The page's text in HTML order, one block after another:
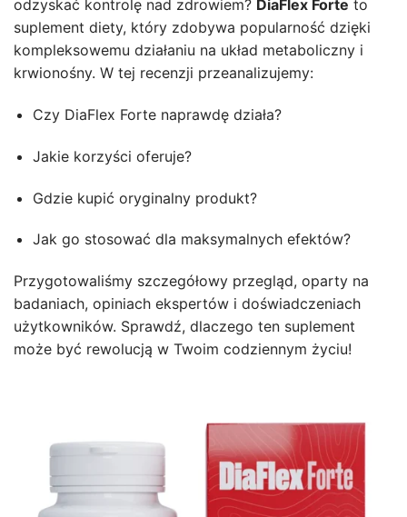
odzyskać kontrolę nad zdrowiem? DiaFlex Forte to
suplement diety, który zdobywa popularność dzięki
kompleksowemu działaniu na układ metaboliczny i
krwionośny. W tej recenzji przeanalizujemy:
Czy DiaFlex Forte naprawdę działa?
Jakie korzyści oferuje?
Gdzie kupić oryginalny produkt?
Jak go stosować dla maksymalnych efektów?
Przygotowaliśmy szczegółowy przegląd, oparty na
badaniach, opiniach ekspertów i doświadczeniach
użytkowników. Sprawdź, dlaczego ten suplement
może być rewolucją w Twoim codziennym życiu!